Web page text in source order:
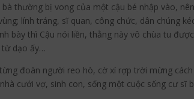
thường bị vong của một cậu bé nhập vào,
lính tráng, sĩ quan, công chức, dân chúng
bày thì Cậu nói liền, thằng này vô chùa tu
từ dạo ấy…
đoàn người reo hò, cờ xí rợp trời mừng
cưới vợ, sinh con, sống một cuộc sống cư sĩ